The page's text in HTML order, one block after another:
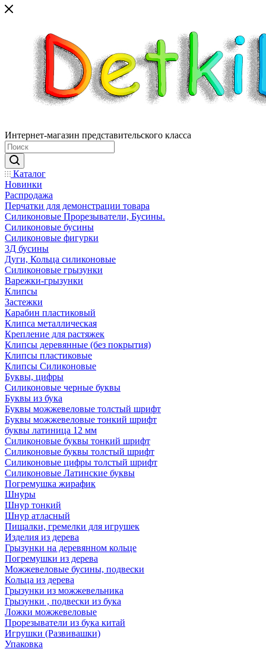
Интернет-магазин представительского класса
Каталог
Новинки
Распродажа
Перчатки для демонстрации товара
Силиконовые Прорезыватели, Бусины.
Силиконовые бусины
Силиконовые фигурки
3Д бусины
Дуги, Кольца силиконовые
Силиконовые грызунки
Варежки-грызунки
Клипсы
Застежки
Карабин пластиковый
Клипса металлическая
Крепление для растяжек
Клипсы деревянные (без покрытия)
Клипсы пластиковые
Клипсы Силиконовые
Буквы, цифры
Силиконовые черные буквы
Буквы из бука
Буквы можжевеловые толстый шрифт
Буквы можжевеловые тонкий шрифт
буквы латиница 12 мм
Силиконовые буквы тонкий шрифт
Силиконовые буквы толстый шрифт
Силиконовые цифры толстый шрифт
Силиконовые Латинские буквы
Погремушка жирафик
Шнуры
Шнур тонкий
Шнур атласный
Пищалки, гремелки для игрушек
Изделия из дерева
Грызунки на деревянном кольце
Погремушки из дерева
Можжевеловые бусины, подвески
Кольца из дерева
Грызунки из можжевельника
Грызунки , подвески из бука
Ложки можжевеловые
Прорезыватели из бука китай
Игрушки (Развивашки)
Упаковка